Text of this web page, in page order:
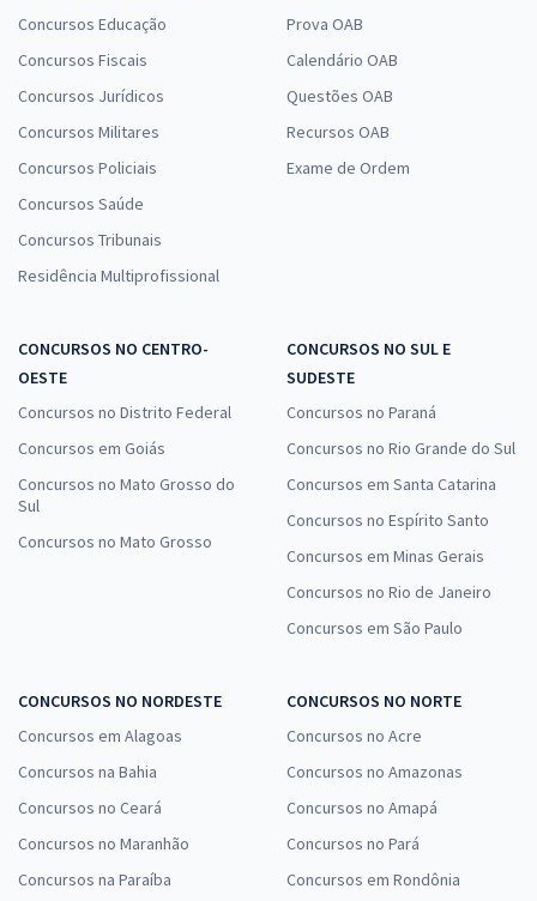
Concursos Educação
Concursos Fiscais
Concursos Jurídicos
Concursos Militares
Concursos Policiais
Concursos Saúde
Concursos Tribunais
Residência Multiprofissional
Prova OAB
Calendário OAB
Questões OAB
Recursos OAB
Exame de Ordem
CONCURSOS NO CENTRO-
OESTE
Concursos no Distrito Federal
Concursos em Goiás
Concursos no Mato Grosso do
Sul
Concursos no Mato Grosso
CONCURSOS NO SUL E
SUDESTE
Concursos no Paraná
Concursos no Rio Grande do Sul
Concursos em Santa Catarina
Concursos no Espírito Santo
Concursos em Minas Gerais
Concursos no Rio de Janeiro
Concursos em São Paulo
CONCURSOS NO NORDESTE
Concursos em Alagoas
Concursos na Bahia
Concursos no Ceará
Concursos no Maranhão
Concursos na Paraíba
CONCURSOS NO NORTE
Concursos no Acre
Concursos no Amazonas
Concursos no Amapá
Concursos no Pará
Concursos em Rondônia